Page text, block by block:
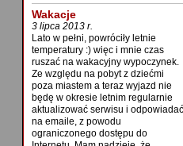
Wakacje
3 lipca 2013 r.
Lato w pełni, powróciły letnie
temperatury :) więc i mnie czas
ruszać na wakacyjny wypoczynek.
Ze względu na pobyt z dziećmi
poza miastem a teraz wyjazd nie
będę w okresie letnim regularnie
aktualizować serwisu i odpowiadać
na emaile, z powodu
ograniczonego dostępu do